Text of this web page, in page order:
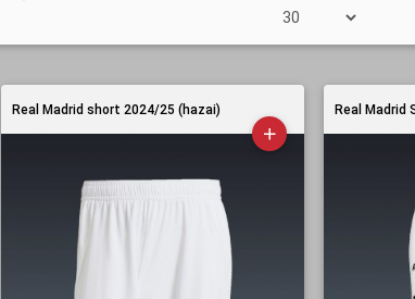
Real Madrid short 2024/25 (hazai) Real Madrid